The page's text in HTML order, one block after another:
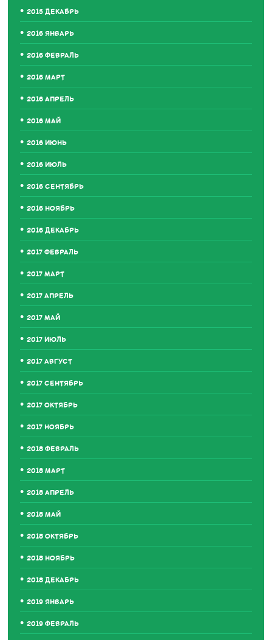
2015 ДЕКАБРЬ
2016 ЯНВАРЬ
2016 ФЕВРАЛЬ
2016 МАРТ
2016 АПРЕЛЬ
2016 МАЙ
2016 ИЮНЬ
2016 ИЮЛЬ
2016 СЕНТЯБРЬ
2016 НОЯБРЬ
2016 ДЕКАБРЬ
2017 ФЕВРАЛЬ
2017 МАРТ
2017 АПРЕЛЬ
2017 МАЙ
2017 ИЮЛЬ
2017 АВГУСТ
2017 СЕНТЯБРЬ
2017 ОКТЯБРЬ
2017 НОЯБРЬ
2018 ФЕВРАЛЬ
2018 МАРТ
2018 АПРЕЛЬ
2018 МАЙ
2018 ОКТЯБРЬ
2018 НОЯБРЬ
2018 ДЕКАБРЬ
2019 ЯНВАРЬ
2019 ФЕВРАЛЬ